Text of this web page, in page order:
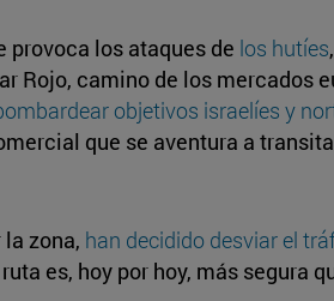
provoca los ataques de los hutíes
Rojo, camino de los mercados
objetivos israelíes y
que se aventura a
zona, han decidido desviar el
es, hoy por hoy, más segura